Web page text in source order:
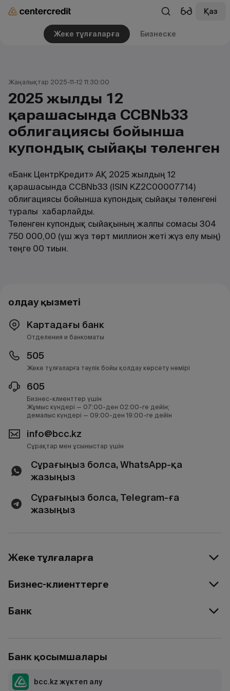
Қаз
Жеке тұлғаларға Бизнеске
Жаңалықтар 2025-11-12 11:30:00
2025 жылдың 12
қарашасында CCBNb33
облигациясы бойынша
купондық сыйақы төленген
«Банк ЦентрКредит» АҚ 2025 жылдың 12
қарашасында CCBNb33 (ISIN KZ2C00007714)
облигациясы бойынша купондық сыйақы төленгені
туралы хабарлайды.
Төленген купондық сыйақының жалпы сомасы 304
750 000,00 (үш жүз төрт миллион жеті жүз елу мың)
теңге 00 тиын.
Қолдау қызметі
Картадағы банк
Отделения и банкоматы
505
Жеке тұлғаларға тәулік бойы қолдау көрсету нөмірі
605
Бизнес-клиенттер үшін
Жұмыс күндері — 07:00-ден 02:00-ге дейін;
демалыс күндері — 09:00-ден 19:00-ге дейін
info@bcc.kz
Сұрақтар мен ұсыныстар үшін
Сұрағыңыз болса, WhatsApp-қа
жазыңыз
Сұрағыңыз болса, Telegram-ға
жазыңыз
Жеке тұлғаларға
Бизнес-клиенттерге
Банк
Банк қосымшалары
bcc.kz жүктеп алу